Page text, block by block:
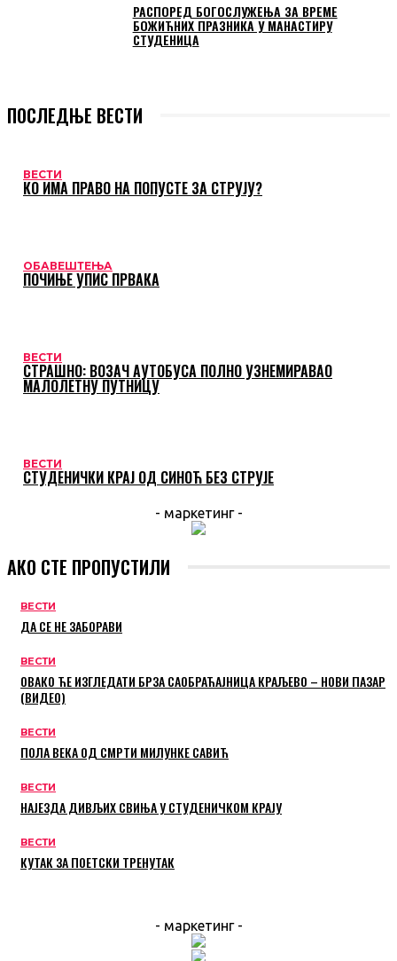
РАСПОРЕД БОГОСЛУЖЕЊА ЗА ВРЕМЕ
БОЖИЋНИХ ПРАЗНИКА У МАНАСТИРУ
СТУДЕНИЦА
ПОСЛЕДЊЕ ВЕСТИ
ВЕСТИ
КО ИМА ПРАВО НА ПОПУСТЕ ЗА СТРУЈУ?
ОБАВЕШТЕЊА
ПОЧИЊЕ УПИС ПРВАКА
ВЕСТИ
СТРАШНО: ВОЗАЧ АУТОБУСА ПОЛНО УЗНЕМИРАВАО
МАЛОЛЕТНУ ПУТНИЦУ
ВЕСТИ
СТУДЕНИЧКИ КРАЈ ОД СИНОЋ БЕЗ СТРУЈЕ
- маркетинг -
АКО СТЕ ПРОПУСТИЛИ
ВЕСТИ
ДА СЕ НЕ ЗАБОРАВИ
ВЕСТИ
ОВАКО ЋЕ ИЗГЛЕДАТИ БРЗА САОБРАЋАЈНИЦА КРАЉЕВО – НОВИ ПАЗАР
(ВИДЕО)
ВЕСТИ
ПОЛА ВЕКА ОД СМРТИ МИЛУНКЕ САВИЋ
ВЕСТИ
НАЈЕЗДА ДИВЉИХ СВИЊА У СТУДЕНИЧКОМ КРАЈУ
ВЕСТИ
КУТАК ЗА ПОЕТСКИ ТРЕНУТАК
- маркетинг -